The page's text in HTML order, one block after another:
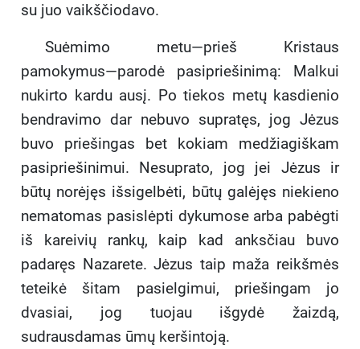
su juo vaikščiodavo.
Suėmimo metu—prieš Kristaus
pamokymus—parodė pasipriešinimą: Malkui
nukirto kardu ausį. Po tiekos metų kasdienio
bendravimo dar nebuvo supratęs, jog Jėzus
buvo priešingas bet kokiam medžiagiškam
pasipriešinimui. Nesuprato, jog jei Jėzus ir
būtų norėjęs išsigelbėti, būtų galėjęs niekieno
nematomas pasislėpti dykumose arba pabėgti
iš kareivių rankų, kaip kad anksčiau buvo
padaręs Nazarete. Jėzus taip maža reikšmės
teteikė šitam pasielgimui, priešingam jo
dvasiai, jog tuojau išgydė žaizdą,
sudrausdamas ūmų keršintoją.